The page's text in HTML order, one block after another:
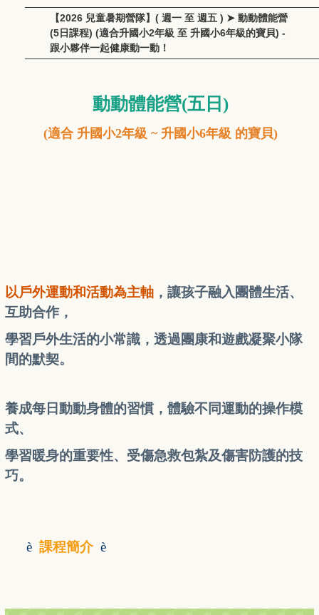
【2026 兒童暑期營隊】( 週一 至 週五 ) ➤ 動動體能營
(5日課程) (適合升國小2年級 至 升國小6年級的寶貝) -
跟小夥伴一起健康動一動！
動動體能營(五日)
(適合 升國小2年級 ~ 升國小6年級 的寶貝)
以戶外運動和活動為主軸 ，讓孩子融入團體生活、
互助合作，
學習戶外生活的小常識，透過團康和遊戲凝聚小隊
間的默契。
養成每日動動身體的習慣，體驗不同運動的操作模
式、
學習暖身的重要性、受傷急救包紮及傷害防護的技
巧。
è 課程簡介 è